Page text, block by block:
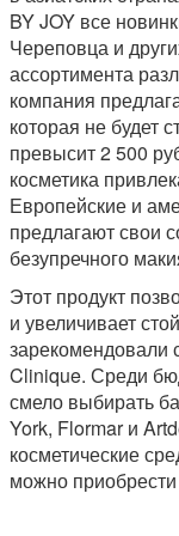
BY JOY все
Череповца и
ассортимента
компания
которая не будет
превысит 2 500
косметика
Европейские и
предлагают свои
безупречного
Этот продукт
и увеличивает
зарекомендовали
Clinique. Среди
смело выбирать
York, Flormar и
косметические
можно приобрести